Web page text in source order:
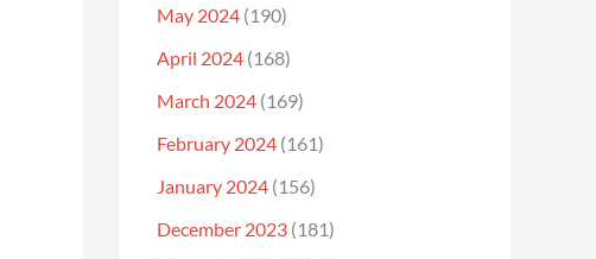
May 2024 (190)
April 2024 (168)
March 2024 (169)
February 2024 (161)
January 2024 (156)
December 2023 (181)